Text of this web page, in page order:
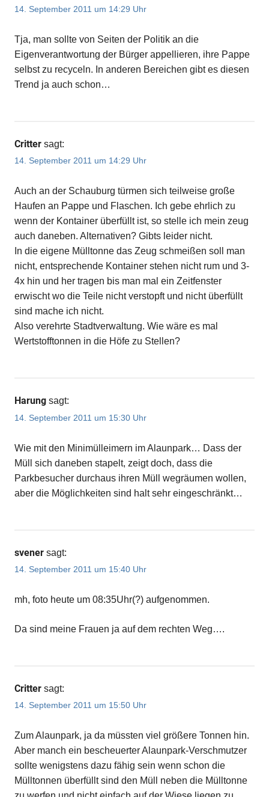
14. September 2011 um 14:29 Uhr
Tja, man sollte von Seiten der Politik an die
Eigenverantwortung der Bürger appellieren, ihre Pappe
selbst zu recyceln. In anderen Bereichen gibt es diesen
Trend ja auch schon…
Critter sagt:
14. September 2011 um 14:29 Uhr
Auch an der Schauburg türmen sich teilweise große
Haufen an Pappe und Flaschen. Ich gebe ehrlich zu
wenn der Kontainer überfüllt ist, so stelle ich mein zeug
auch daneben. Alternativen? Gibts leider nicht.
In die eigene Mülltonne das Zeug schmeißen soll man
nicht, entsprechende Kontainer stehen nicht rum und 3-
4x hin und her tragen bis man mal ein Zeitfenster
erwischt wo die Teile nicht verstopft und nicht überfüllt
sind mache ich nicht.
Also verehrte Stadtverwaltung. Wie wäre es mal
Wertstofftonnen in die Höfe zu Stellen?
Harung sagt:
14. September 2011 um 15:30 Uhr
Wie mit den Minimülleimern im Alaunpark… Dass der
Müll sich daneben stapelt, zeigt doch, dass die
Parkbesucher durchaus ihren Müll wegräumen wollen,
aber die Möglichkeiten sind halt sehr eingeschränkt…
svener sagt:
14. September 2011 um 15:40 Uhr
mh, foto heute um 08:35Uhr(?) aufgenommen.
Da sind meine Frauen ja auf dem rechten Weg….
Critter sagt:
14. September 2011 um 15:50 Uhr
Zum Alaunpark, ja da müssten viel größere Tonnen hin.
Aber manch ein bescheuerter Alaunpark-Verschmutzer
sollte wenigstens dazu fähig sein wenn schon die
Mülltonnen überfüllt sind den Müll neben die Mülltonne